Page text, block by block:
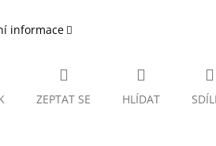
informace
ZEPTAT SE HLÍDAT